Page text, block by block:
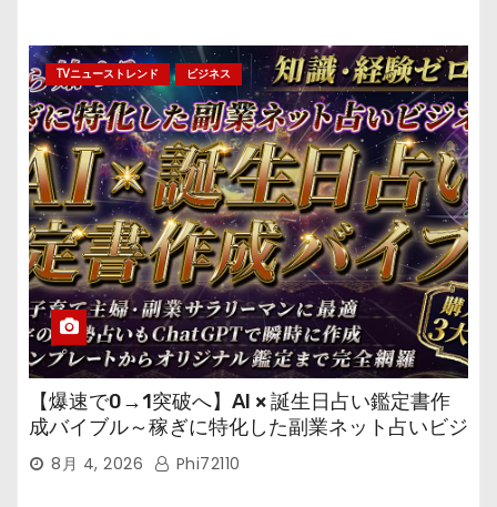
TVニューストレンド ビジネス
【爆速で0→1突破へ】AI × 誕生日占い鑑定書作
成バイブル～稼ぎに特化した副業ネット占いビジ
ネス8月 4, 2026 Phi72110